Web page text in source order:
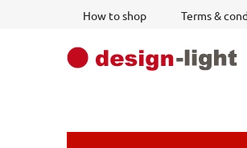
How to shop Terms &